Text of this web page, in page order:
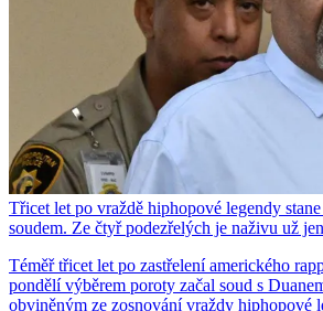
Třicet let po vraždě hiphopové legendy
soudem. Ze čtyř podezřelých je naživu už
Téměř třicet let po zastřelení amerického
pondělí výběrem poroty začal soud s
obviněným ze zosnování vraždy hiphopové